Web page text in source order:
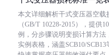
本文详细解析干式变压器空
（GB/T 10228-2015），提供
例，分步骤说明变损计算方
实例表格，涵盖SCB10/